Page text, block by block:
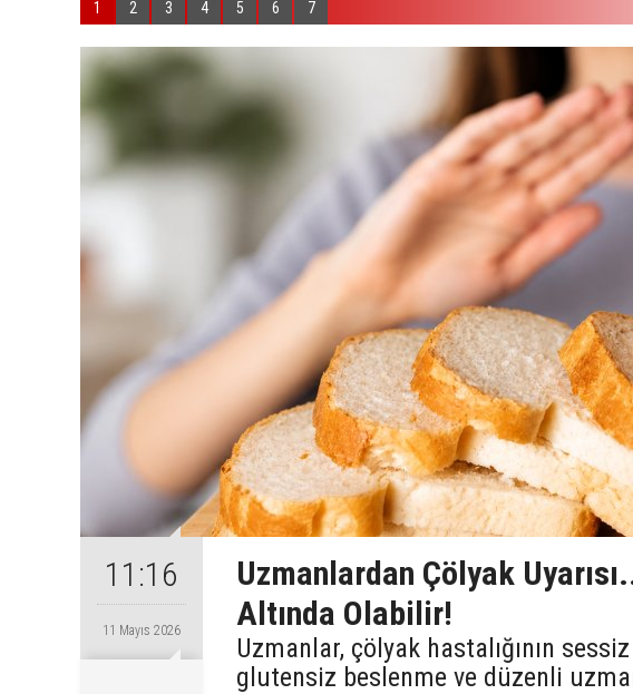
1 2 3 4 5 6 7
11:16
11 Mayıs 2026
Uzmanlardan Çölyak
Altında Olabilir!
Uzmanlar, çölyak hastalığının
glutensiz beslenme ve düzenli